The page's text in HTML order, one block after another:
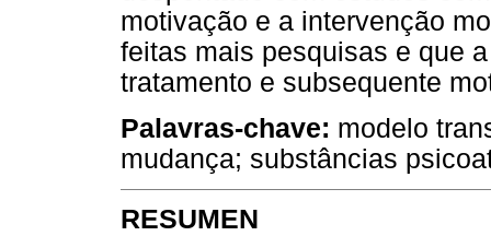
motivação e a intervenção
feitas mais pesquisas e que
tratamento e subsequente
Palavras-chave: modelo
mudança; substâncias
RESUMEN